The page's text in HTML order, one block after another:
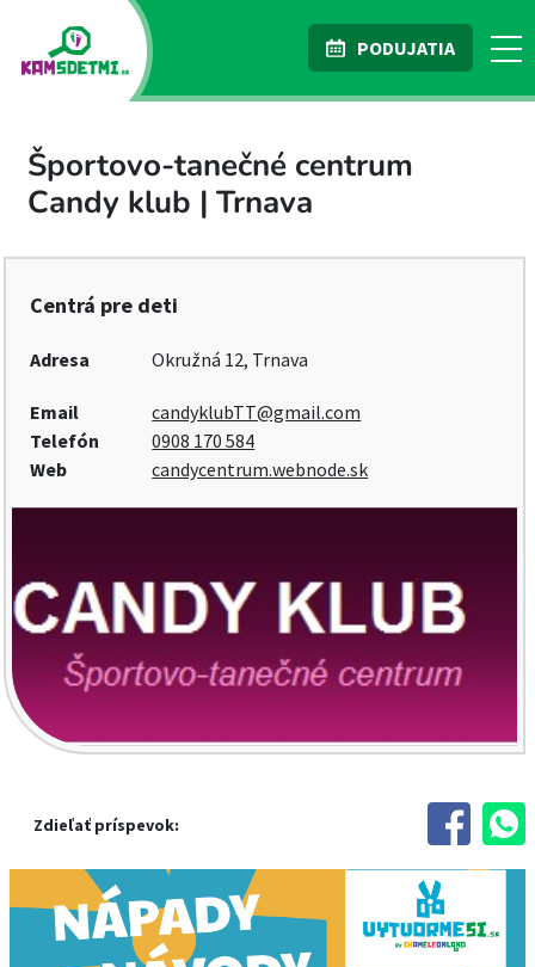
PODUJATIA
Športovo-tanečné centrum
Candy klub | Trnava
Centrá pre deti
Adresa Okružná 12, Trnava
Email
candyklubTT@gmail.com
Telefón
0908 170 584
Web
candycentrum.webnode.sk
Zdieľať príspevok: